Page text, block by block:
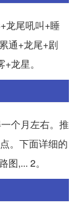
龙尾吼叫+睡
通+龙尾+剧
龙星。
个月左右。推
。下面详细的
,... 2。